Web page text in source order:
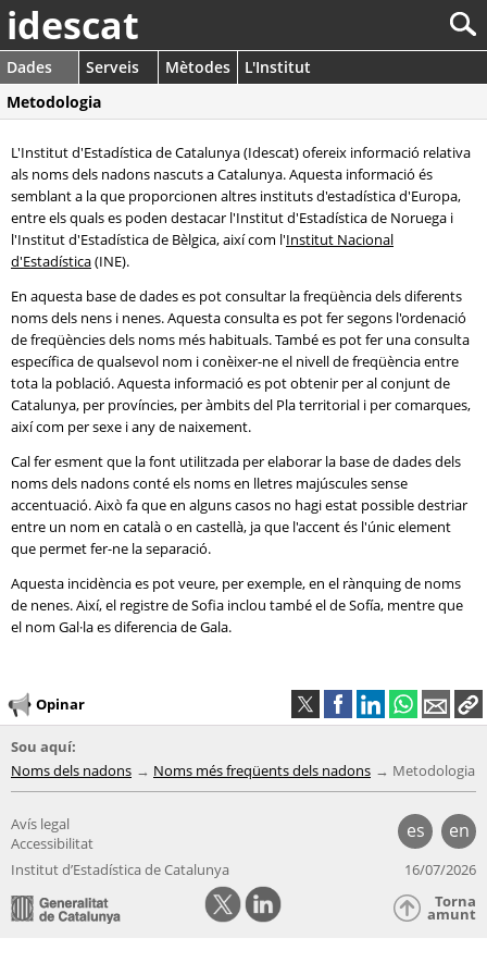
idescat
Dades Serveis Mètodes
L'Institut
Metodologia
L'Institut d'Estadística de Catalunya (Idescat) ofereix informació relativa
als noms dels nadons nascuts a Catalunya. Aquesta informació és
semblant a la que proporcionen altres instituts d'estadística d'Europa,
entre els quals es poden destacar l'Institut d'Estadística de Noruega i
l'Institut d'Estadística de Bèlgica, així com l'Institut Nacional
d'Estadística(INE).
En aquesta base de dades es pot consultar la freqüència dels diferents
noms dels nens i nenes. Aquesta consulta es pot fer segons l'ordenació
de freqüències dels noms més habituals. També es pot fer una consulta
específica de qualsevol nom i conèixer-ne el nivell de freqüència entre
tota la població. Aquesta informació es pot obtenir per al conjunt de
Catalunya, per províncies, per àmbits del Pla territorial i per comarques,
així com per sexe i any de naixement.
Cal fer esment que la font utilitzada per elaborar la base de dades dels
noms dels nadons conté els noms en lletres majúscules sense
accentuació. Això fa que en alguns casos no hagi estat possible destriar
entre un nom en català o en castellà, ja que l'accent és l'únic element
que permet fer-ne la separació.
Aquesta incidència es pot veure, per exemple, en el rànquing de noms
de nenes. Així, el registre de Sofia inclou també el de Sofía, mentre que
el nom Gal·la es diferencia de Gala.
Opinar
Sou aquí:
Noms dels nadons
Noms més freqüents dels nadons Metodologia
es en
Avís legal
Accessibilitat
Institut d’Estadística de Catalunya
16/07/2026
Torna
amunt